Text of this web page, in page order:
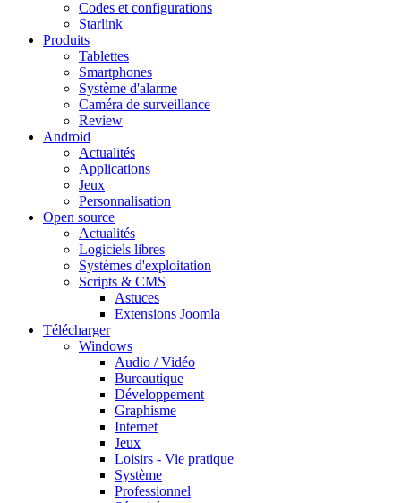
Codes et configurations
Starlink
Produits
Tablettes
Smartphones
Système d'alarme
Caméra de surveillance
Review
Android
Actualités
Applications
Jeux
Personnalisation
Open source
Actualités
Logiciels libres
Systèmes d'exploitation
Scripts & CMS
Astuces
Extensions Joomla
Télécharger
Windows
Audio / Vidéo
Bureautique
Développement
Graphisme
Internet
Jeux
Loisirs - Vie pratique
Système
Professionnel